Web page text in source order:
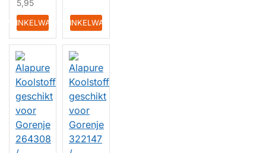
5,95
WINKELWAGENIN WINKELWAGEN